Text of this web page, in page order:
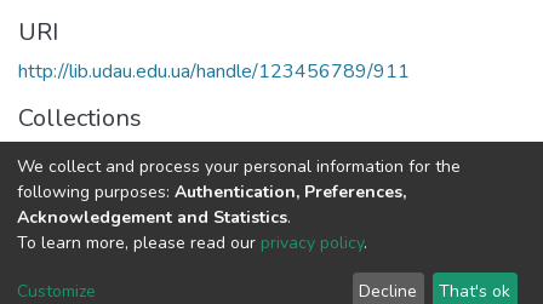
URI
http://lib.udau.edu.ua/handle/123456789/911
Collections
Кафедра підприємницьких та соціальних технологій
Full item page
DSpace software copyright © 2002-2026 LYRASIS
We collect and process your personal information for the
following purposes: Authentication, Preferences,
Acknowledgement and Statistics.
To learn more, please read our privacy policy.
Customize Decline That's ok